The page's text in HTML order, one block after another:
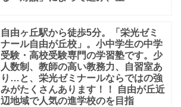
自由ヶ丘駅から徒歩5分。「栄光ゼミ
ナール自由が丘校」。小中学生の中学
受験・高校受験専門の学習塾です。少
人数制、教師の高い教務力、自習室あ
り…と、栄光ゼミナールならではの強
みがたくさんあります！！ 自由が丘近
辺地域で人気の進学校のを目指